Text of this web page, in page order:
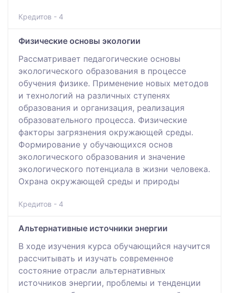
Кредитов - 4
Физические основы экологии
Рассматривает педагогические основы
экологического образования в процессе
обучения физике. Применение новых методов
и технологий на различных ступенях
образования и организация, реализация
образовательного процесса. Физические
факторы загрязнения окружающей среды.
Формирование у обучающихся основ
экологического образования и значение
экологического потенциала в жизни человека.
Охрана окружающей среды и природы
Кредитов - 4
Альтернативные источники энергии
В ходе изучения курса обучающийся научится
рассчитывать и изучать современное
состояние отрасли альтернативных
источников энергии, проблемы и тенденции